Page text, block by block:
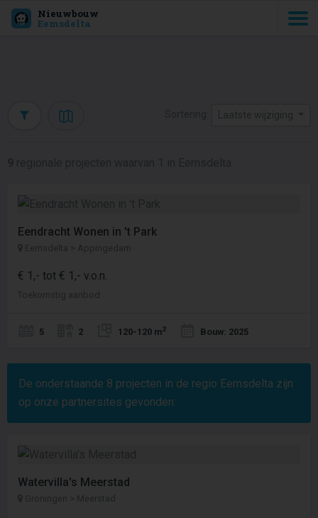
Nieuwbouw
Eemsdelta
Laatste wijziging
Eendracht Wonen in 't Park
Eemsdelta > Appingedam
€ 1,- tot € 1,- v.o.n.
Toekomstig aanbod
5 2 120-120 m2 Bouw: 2025
De onderstaande 8 projecten in de regio Eemsdelta zijn
op onze partnersites gevonden:
Watervilla's Meerstad
Groningen > Meerstad